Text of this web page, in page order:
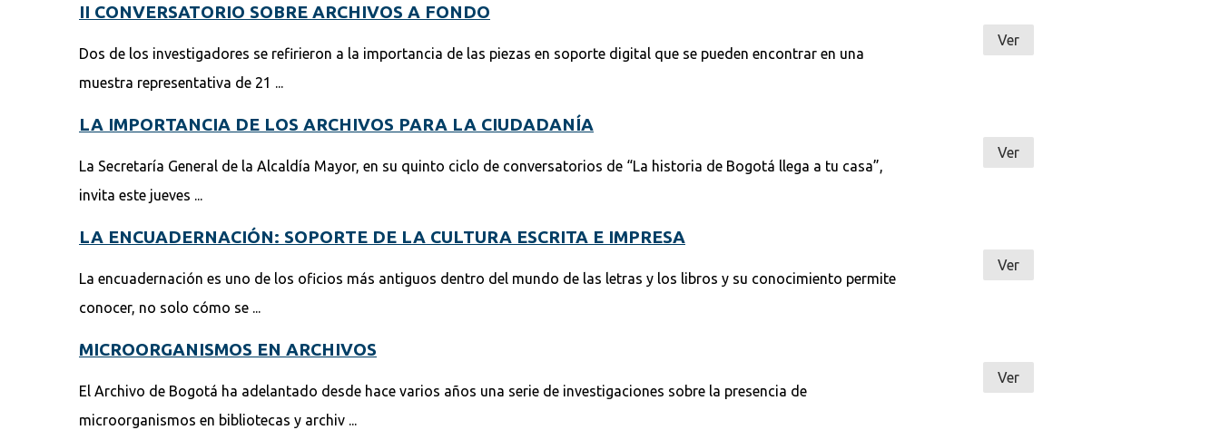
II CONVERSATORIO SOBRE ARCHIVOS A FONDO
Dos de los investigadores se refirieron a la importancia de las piezas en soporte digital que se pueden encontrar en una
muestra representativa de 21 ...
Ver
LA IMPORTANCIA DE LOS ARCHIVOS PARA LA CIUDADANÍA
La Secretaría General de la Alcaldía Mayor, en su quinto ciclo de conversatorios de “La historia de Bogotá llega a tu casa”,
invita este jueves ...
Ver
LA ENCUADERNACIÓN: SOPORTE DE LA CULTURA ESCRITA E IMPRESA
La encuadernación es uno de los oficios más antiguos dentro del mundo de las letras y los libros y su conocimiento permite
conocer, no solo cómo se ...
Ver
MICROORGANISMOS EN ARCHIVOS
El Archivo de Bogotá ha adelantado desde hace varios años una serie de investigaciones sobre la presencia de
microorganismos en bibliotecas y archiv ...
Ver